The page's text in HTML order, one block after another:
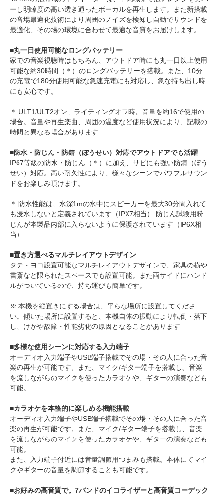
ーし明瞭度の高い透き通ったボーカルを再生します。また新搭載
の音場最適化技術により周囲のノイズを検知し自動でサウンドを
最適化、その場の環境に合わせて最適な音質をお届けします。
■丸一日使用可能なロングバッテリー
家での音楽視聴時はもちろん、アウトドア時にも丸一日以上使用
可能な約30時間（＊）のロングバッテリーを搭載。また、10分
の充電で180分使用可能な急速充電にも対応し、急な持ち出し時
にも安心です。
＊ ULT1/ULT2オン、ライティングオフ時。音量を約16で使用の
場合。音量や再生楽曲、周囲の温度など使用状況により、記載の
時間と異なる場合があります
■防水・防じん・防錆（ぼうせい）対応でアウトドアでも活躍
IP67等級の防水・防じん（＊）に加え、サビにも強い防錆（ぼう
せい）対応。高い耐久性により、様々なシーンでパワフルサウン
ドをお楽しみ頂けます。
＊ 防水性能は、水深1mの水中にスピーカーを最大30分間入れて
も浸水しないと定義されています（IPX7相当） 防じん試験用粉
じんが本製品内部に入らないように保護されています（IP6X相
当）
■置き方選べるマルチレイアウトデザイン
タテ・ヨコ設置可能なマルチレイアウトデザインで、家具の横や
書斎など限られたスペースでも設置可能。また両サイドにハンド
ルがついているので、持ち運びも簡単です。
※ 本機を縦置きにする場合は、平らな場所に設置してくださ
い。傾いた場所に設置すると、本機自体の振動により転倒・落下
し、けがや故障・性能劣化の原因となることがあります
■多様な使用シーンに対応する入力端子
オーディオ入力端子やUSB端子搭載でその場・その人に合った音
楽の再生が可能です。また、マイク/ギター端子を搭載し、音楽
を流しながらのマイクを使ったカラオケや、ギターの演奏なども
可能。
■カラオケを本格的に楽しめる機能搭載
オーディオ入力端子やUSB端子搭載でその場・その人に合った音
楽の再生が可能です。また、マイク/ギター端子を搭載し、音楽
を流しながらのマイクを使ったカラオケや、ギターの演奏なども
可能。
また、入力端子付近には音量調節用つまみも搭載。本体にてマイ
クやギターの音量を調節することも可能です。
■お好みの高音質で。7バンドのイコライザーと高音質コーデック